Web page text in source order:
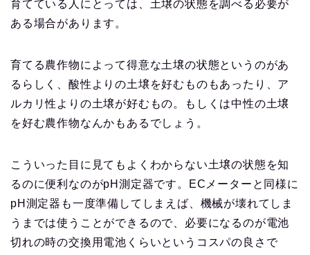
育てている人にとっては、土壌の状態を調べる必要が
ある場合があります。
育てる農作物によって得意な土壌の状態というのがあ
るらしく、酸性よりの土壌を好むものもあったり、ア
ルカリ性よりの土壌が好むもの。もしくは中性の土壌
を好む農作物なんかもあるでしょう。
こういった目に見てもよくわからない土壌の状態を知
るのに便利なのがpH測定器です。ECメーターと同様に
pH測定器も一度準備してしまえば、機械が壊れてしま
うまでは使うことができるので、必要になるのが電池
切れの時の交換用電池くらいというコスパの良さで